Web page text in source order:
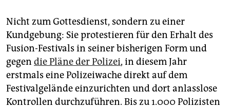
Nicht zum Gottesdienst, sondern zu einer
Kundgebung: Sie protestieren für den Erhalt des
Fusion-Festivals in seiner bisherigen Form und
gegen die Pläne der Polizei, in diesem Jahr
erstmals eine Polizeiwache direkt auf dem
Festivalgelände einzurichten und dort anlasslose
Kontrollen durchzuführen. Bis zu 1.000 Polizisten